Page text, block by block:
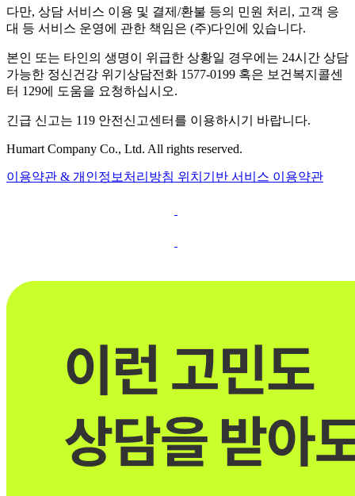
다만, 상담 서비스 이용 및 결제/환불 등의 민원 처리, 고객 응
대 등 서비스 운영에 관한 책임은 (주)다인에 있습니다.
본인 또는 타인의 생명이 위급한 상황일 경우에는 24시간 상담
가능한 정신건강 위기상담전화 1577-0199 혹은 보건복지콜센
터 129에 도움을 요청하십시오.
긴급 신고는 119 안전신고센터를 이용하시기 바랍니다.
Humart Company Co., Ltd. All rights reserved.
이용약관 & 개인정보처리방침 위치기반 서비스 이용약관